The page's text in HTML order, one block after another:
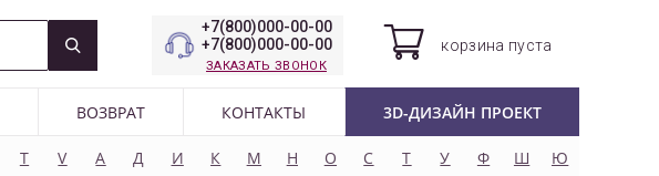
+7(800)000-00-00
+7(800)000-00-00
ЗАКАЗАТЬ ЗВОНОК
корзина пуста
ВОЗВРАТ КОНТАКТЫ 3D-ДИЗАЙН ПРОЕКТ
T V А Д И К М Н О С Т У Ф Ш
Ю